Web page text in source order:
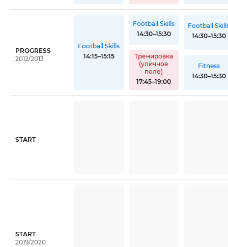
PROGRESS
2012/2013
Football Skills
14:15–15:15
Football Skills
14:30–15:30
Тренировка
(уличное
поле)
17:45–19:00
Football
14:30–15:30
Fitness
14:30–15:30
START
START
2019/2020